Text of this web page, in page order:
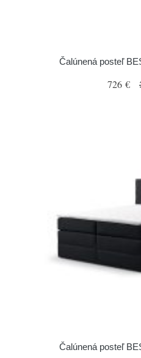
Čalúnená posteľ
726 €
Čalúnená posteľ